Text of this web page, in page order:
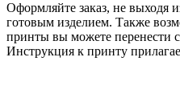
Оформляйте заказ, не выходя
готовым изделием. Также
принты вы можете перенести
Инструкция к принту